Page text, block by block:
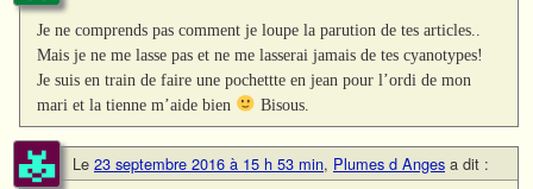
Je ne comprends pas comment je loupe la parution de tes articles..
Mais je ne me lasse pas et ne me lasserai jamais de tes cyanotypes!
Je suis en train de faire une pochettte en jean pour l’ordi de mon
mari et la tienne m’aide bien
Bisous.
Le 23 septembre 2016 à 15 h 53 min, Plumes d Anges a dit :